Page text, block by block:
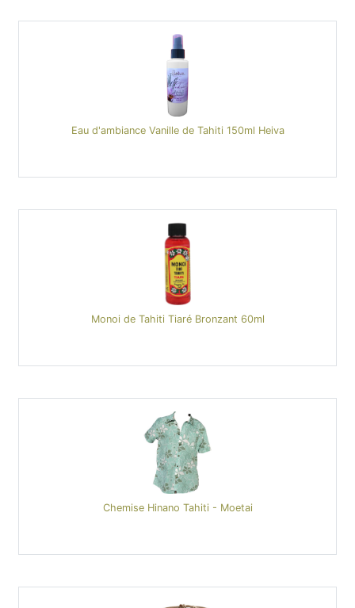
Eau d'ambiance Vanille de Tahiti 150ml Heiva
Monoi de Tahiti Tiaré Bronzant 60ml
Chemise Hinano Tahiti - Moetai